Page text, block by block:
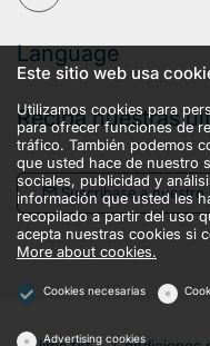
Language
Reciba nuestras
Suscríbase a nuestro
Este sitio web usa
Utilizamos cookies para
para ofrecer funciones de
tráfico. También podemos
que usted hace de nuestro
sociales, publicidad y
información que usted les
recopilado a partir del uso
acepta nuestras cookies si
More about cookies.
Cookies necesarias
Advertising cookies